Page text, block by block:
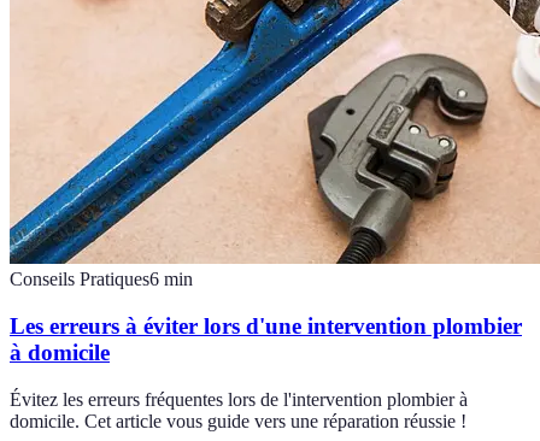
Conseils Pratiques6 min
Les erreurs à éviter lors d'une intervention plombier
à domicile
Évitez les erreurs fréquentes lors de l'intervention plombier à
domicile. Cet article vous guide vers une réparation réussie !